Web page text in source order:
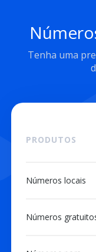
Tenha uma
PRODUTOS
Números locais
Números